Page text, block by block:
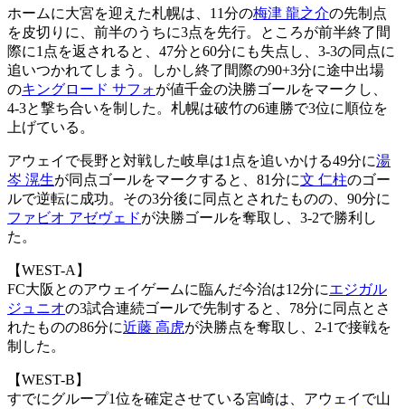
ホームに大宮を迎えた札幌は、11分の梅津 龍之介の先制点
を皮切りに、前半のうちに3点を先行。ところが前半終了間
際に1点を返されると、47分と60分にも失点し、3-3の同点に
追いつかれてしまう。しかし終了間際の90+3分に途中出場
のキングロード サフォが値千金の決勝ゴールをマークし、
4-3と撃ち合いを制した。札幌は破竹の6連勝で3位に順位を
上げている。
アウェイで長野と対戦した岐阜は1点を追いかける49分に湯
岑 滉生が同点ゴールをマークすると、81分に文 仁柱のゴー
ルで逆転に成功。その3分後に同点とされたものの、90分に
ファビオ アゼヴェドが決勝ゴールを奪取し、3-2で勝利し
た。
【WEST-A】
FC大阪とのアウェイゲームに臨んだ今治は12分にエジガル
ジュニオの3試合連続ゴールで先制すると、78分に同点とさ
れたものの86分に近藤 高虎が決勝点を奪取し、2-1で接戦を
制した。
【WEST-B】
すでにグループ1位を確定させている宮崎は、アウェイで山